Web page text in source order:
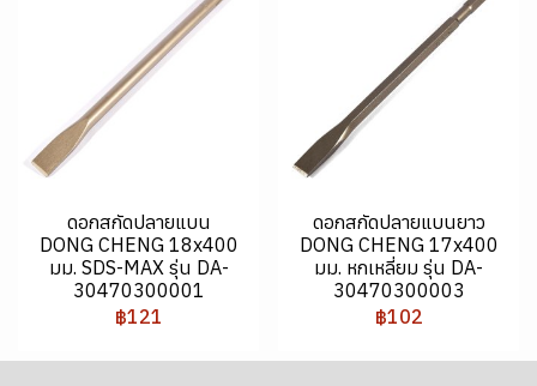
ดอกสกัดปลายแบน
DONG CHENG 18x400
มม. SDS-MAX รุ่น DA-
30470300001
฿121
ดอกสกัดปลายแบนยาว
DONG CHENG 17x400
มม. หกเหลี่ยม รุ่น DA-
30470300003
฿102